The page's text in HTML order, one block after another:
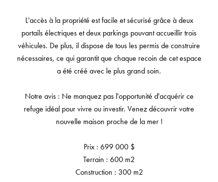
L'accès à la propriété est facile et sécurisé grâce à deux
portails électriques et deux parkings pouvant accueillir trois
véhicules. De plus, il dispose de tous les permis de construire
nécessaires, ce qui garantit que chaque recoin de cet espace
a été créé avec le plus grand soin.
Notre avis : Ne manquez pas l'opportunité d'acquérir ce
refuge idéal pour vivre ou investir. Venez découvrir votre
nouvelle maison proche de la mer !
Prix : 699 000 $
Terrain : 600 m2
Construction : 300 m2